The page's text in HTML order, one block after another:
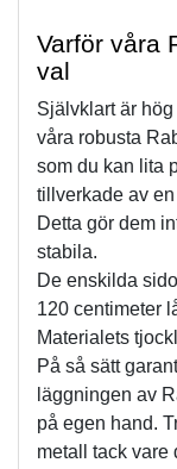
Varför våra
val
Självklart är
våra robusta
som du kan lita
tillverkade av
Detta gör dem
stabila.
De enskilda
120 centimeter
Materialets
På så sätt
läggningen av
på egen hand.
metall tack vare